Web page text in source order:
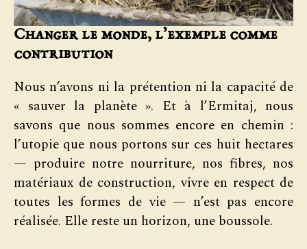
Changer le monde, l’exemple comme
contribution
Nous n’avons ni la prétention ni la capacité de
« sauver la planète ». Et à l’Ermitaj, nous
savons que nous sommes encore en chemin :
l’utopie que nous portons sur ces huit hectares
— produire notre nourriture, nos fibres, nos
matériaux de construction, vivre en respect de
toutes les formes de vie — n’est pas encore
réalisée. Elle reste un horizon, une boussole.